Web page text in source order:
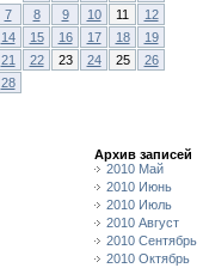
7 8 9 10 11
12
14 15 16 17 18
19
21 22 23 24 25
26
28
Архив записей
2010 Май
2010 Июнь
2010 Июль
2010 Август
2010 Сентябрь
2010 Октябрь